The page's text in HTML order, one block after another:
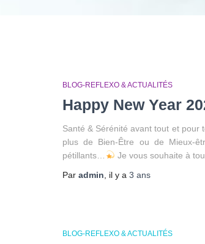
BLOG-REFLEXO & ACTUALITÉS
Happy New Year
Santé & Sérénité avant tout et pour
plus de Bien-Être ou de Mieux-
pétillants…
Je vous souhaite à
Par admin , il y a 3 ans
BLOG-REFLEXO & ACTUALITÉS